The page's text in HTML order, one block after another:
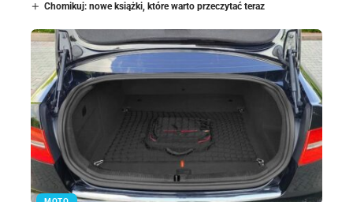
Chomikuj: nowe książki, które warto przeczytać teraz